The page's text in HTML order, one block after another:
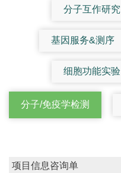
分子互作研究
基因服务&测序
细胞功能实验
分子/免疫学检测
项目信息咨询单